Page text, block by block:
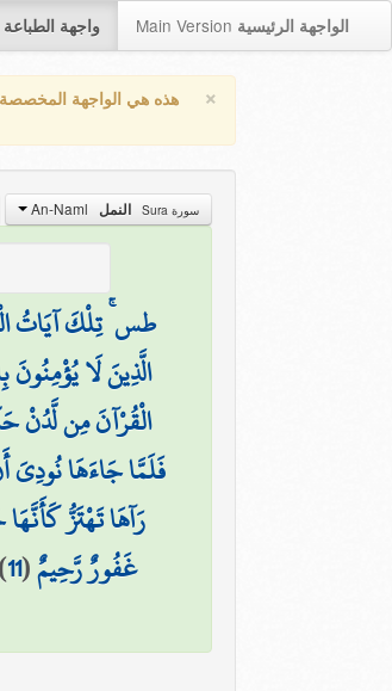
واجهة الطباعة Main Version الواجهة الرئيسية
× هذه هي الواجهة
سورة Sura النمل
طس ۚ تِلْكَ آيَاتُ
الَّذِينَ لَا يُؤْمِنُونَ
الْقُرْآنَ مِن لَّدُنْ
فَلَمَّا جَاءَهَا نُودِيَ
رَآهَا تَهْتَزُّ
غَفُورٌ رَّحِيمٌ(
11
)